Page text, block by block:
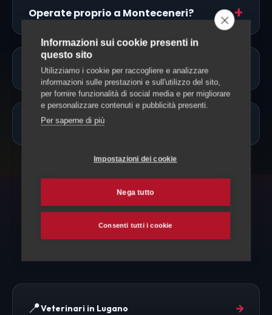
Operate proprio a Monteceneri?
Potete accompagnare il mio animale?
Quanto costa?
POTREBBE SERVIRTI
Esplora anche
📍Veterinari in Lugano →
Informazioni sui cookie presenti in
questo sito
Utilizziamo i cookie per raccogliere e analizzare
informazioni sulle prestazioni e sull'utilizzo del sito,
per fornire funzionalità di social media e per migliorare
e personalizzare contenuti e pubblicità presenti.
Per saperne di più
Impostazioni dei cookie
Nega tutto
Consenti tutti i cookie